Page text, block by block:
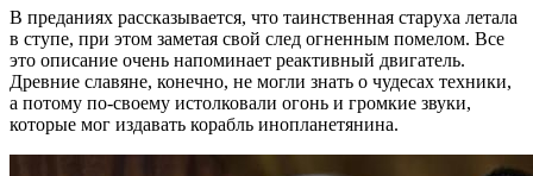
В преданиях рассказывается, что таинственная старуха летала
в ступе, при этом заметая свой след огненным помелом. Все
это описание очень напоминает реактивный двигатель.
Древние славяне, конечно, не могли знать о чудесах техники,
а потому по-своему истолковали огонь и громкие звуки,
которые мог издавать корабль инопланетянина.